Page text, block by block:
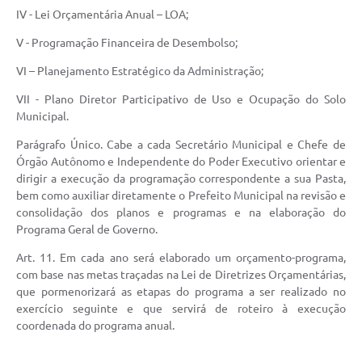
IV - Lei Orçamentária Anual – LOA;
V - Programação Financeira de Desembolso;
VI – Planejamento Estratégico da Administração;
VII - Plano Diretor Participativo de Uso e Ocupação do Solo
Municipal.
Parágrafo Único. Cabe a cada Secretário Municipal e Chefe de
Órgão Autônomo e Independente do Poder Executivo orientar e
dirigir a execução da programação correspondente a sua Pasta,
bem como auxiliar diretamente o Prefeito Municipal na revisão e
consolidação dos planos e programas e na elaboração do
Programa Geral de Governo.
Art. 11. Em cada ano será elaborado um orçamento-programa,
com base nas metas traçadas na Lei de Diretrizes Orçamentárias,
que pormenorizará as etapas do programa a ser realizado no
exercício seguinte e que servirá de roteiro à execução
coordenada do programa anual.